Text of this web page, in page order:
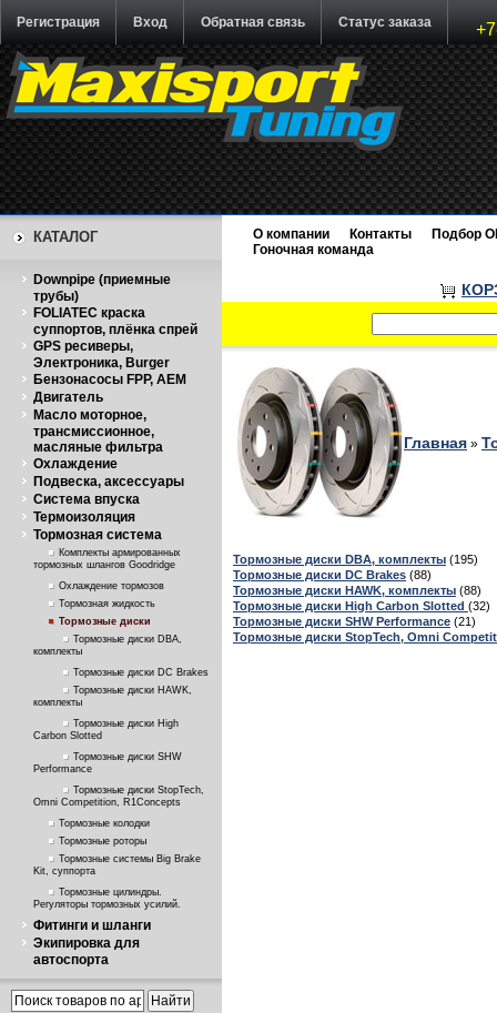
Регистрация Вход Обратная связь Статус заказа
КАТАЛОГ
Downpipe (приемные
трубы)
FOLIATEC краска
суппортов, плёнка спрей
GPS ресиверы,
Электроника, Burger
Бензонасосы FPP, AEM
Двигатель
Масло моторное,
трансмиссионное,
масляные фильтра
Охлаждение
Подвеска, аксессуары
Система впуска
Термоизоляция
Тормозная система
Комплекты армированных
тормозных шлангов Goodridge
Охлаждение тормозов
Тормозная жидкость
Тормозные диски
Тормозные диски DBA,
комплекты
Тормозные диски DC Brakes
Тормозные диски HAWK,
комплекты
Тормозные диски High
Carbon Slotted
Тормозные диски SHW
Performance
Тормозные диски StopTech,
Omni Competition, R1Concepts
Тормозные колодки
Тормозные роторы
Тормозные системы Big Brake
Kit, суппорта
Тормозные цилиндры.
Регуляторы тормозных усилий.
Фитинги и шланги
Экипировка для
автоспорта
О компании Контакты
Подбор
Гоночная команда
Главная »
Тормозные диски DBA, комплекты (195)
Тормозные диски DC Brakes (88)
Тормозные диски HAWK, комплекты (88)
Тормозные диски High Carbon Slotted (32)
Тормозные диски SHW Performance (21)
Тормозные диски StopTech, Omni